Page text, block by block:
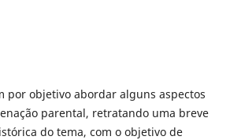
por objetivo abordar alguns aspectos
parental, retratando uma breve
do tema, com o objetivo de